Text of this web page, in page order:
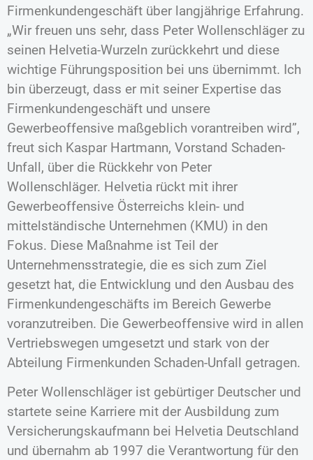
Firmenkundengeschäft über langjährige Erfahrung.
„Wir freuen uns sehr, dass Peter Wollenschläger zu
seinen Helvetia-Wurzeln zurückkehrt und diese
wichtige Führungsposition bei uns übernimmt. Ich
bin überzeugt, dass er mit seiner Expertise das
Firmenkundengeschäft und unsere
Gewerbeoffensive maßgeblich vorantreiben wird”,
freut sich Kaspar Hartmann, Vorstand Schaden-
Unfall, über die Rückkehr von Peter
Wollenschläger. Helvetia rückt mit ihrer
Gewerbeoffensive Österreichs klein- und
mittelständische Unternehmen (KMU) in den
Fokus. Diese Maßnahme ist Teil der
Unternehmensstrategie, die es sich zum Ziel
gesetzt hat, die Entwicklung und den Ausbau des
Firmenkundengeschäfts im Bereich Gewerbe
voranzutreiben. Die Gewerbeoffensive wird in allen
Vertriebswegen umgesetzt und stark von der
Abteilung Firmenkunden Schaden-Unfall getragen.
Peter Wollenschläger ist gebürtiger Deutscher und
startete seine Karriere mit der Ausbildung zum
Versicherungskaufmann bei Helvetia Deutschland
und übernahm ab 1997 die Verantwortung für den